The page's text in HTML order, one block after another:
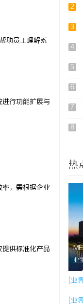
助员工理解系
进行功能扩展与
率，需根据企业
供标准化产品
2
3
4
5
6
7
8
热
业
[业
的
[业